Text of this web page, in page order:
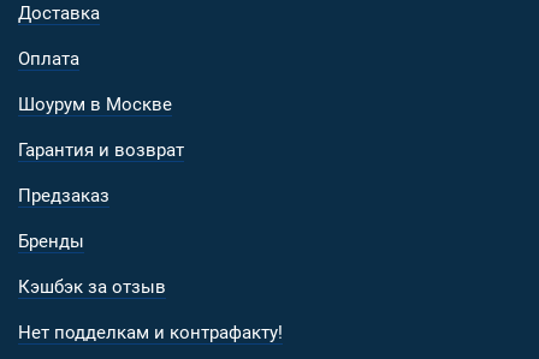
Доставка
Оплата
Шоурум в Москве
Гарантия и возврат
Предзаказ
Бренды
Кэшбэк за отзыв
Нет подделкам и контрафакту!